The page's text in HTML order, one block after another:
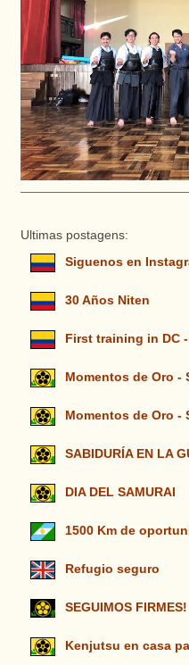
Ultimas postagens:
Siguenos en
30 Años Niten
First training in DC -
Momentos de Oro -
Momentos de Oro -
SABIDURÍA EN LA
DIA DEL SAMURAI
1500 Km de
Refugio seguro
SEGUIMOS FIRMES!
Kenjutsu en casa